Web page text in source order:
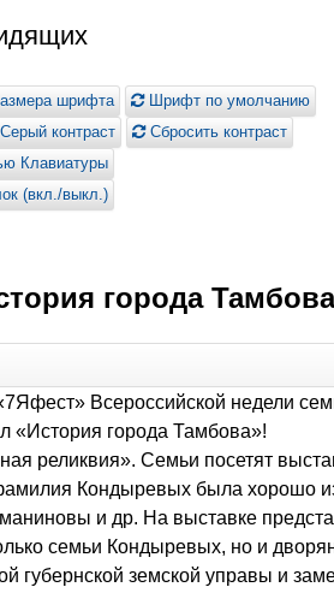
шрифта
Шрифт по умолчанию
контраст
Сбросить контраст
Клавиатуры
(вкл./выкл.)
города
Всероссийской недели
«История города Тамбова»!
реликвия». Семьи посетят
Кондыревых была хорошо
и др. На выставке
семьи Кондыревых, но и
земской управы и